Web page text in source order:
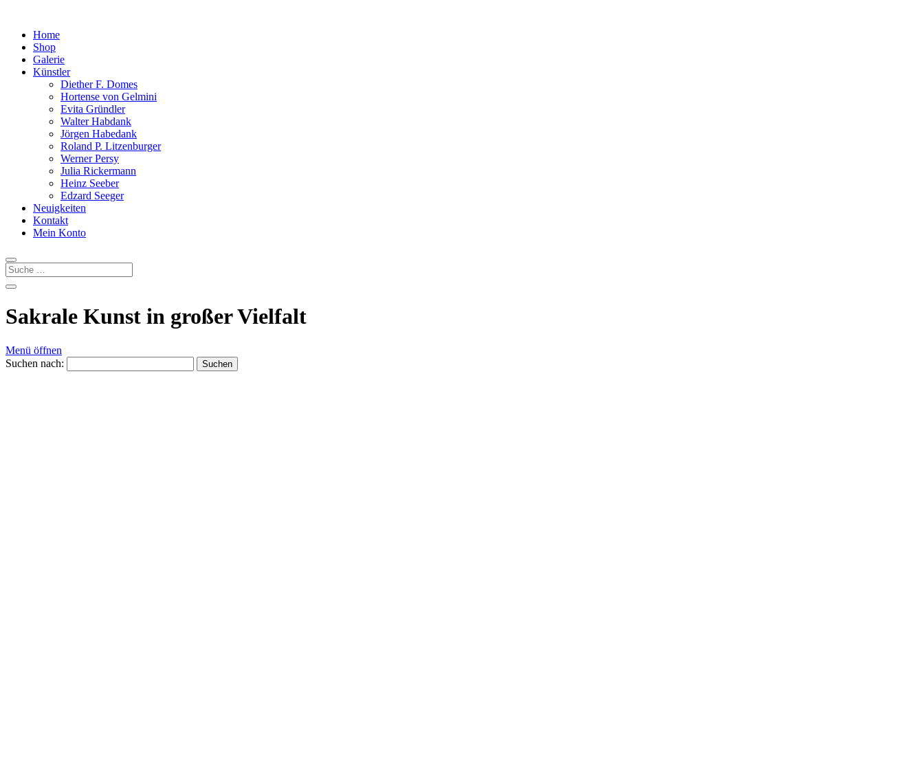
Home
Shop
Galerie
Künstler
Diether F. Domes
Hortense von Gelmini
Evita Gründler
Walter Habdank
Jörgen Habedank
Roland P. Litzenburger
Werner Persy
Julia Rickermann
Heinz Seeber
Edzard Seeger
Neuigkeiten
Kontakt
Mein Konto
Sakrale Kunst in großer Vielfalt
Menü öffnen
Suchen nach: